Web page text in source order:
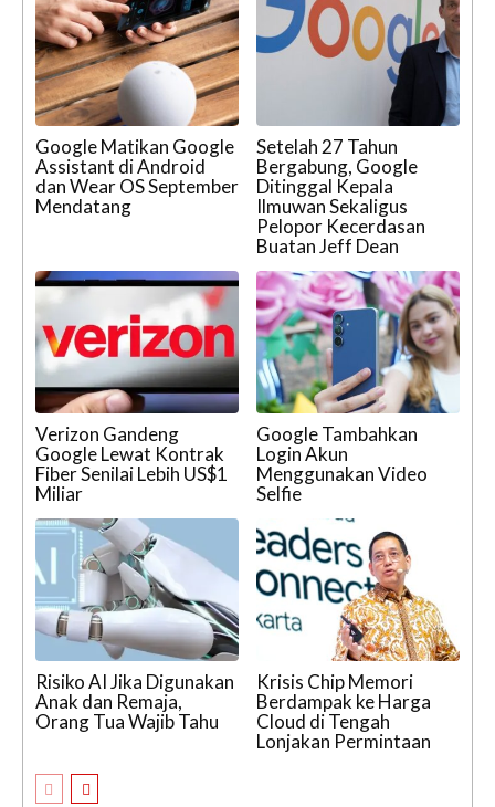
Google Matikan Google
Assistant di Android
dan Wear OS September
Mendatang
Setelah 27 Tahun
Bergabung, Google
Ditinggal Kepala
Ilmuwan Sekaligus
Pelopor Kecerdasan
Buatan Jeff Dean
Verizon Gandeng
Google Lewat Kontrak
Fiber Senilai Lebih US$1
Miliar
Google Tambahkan
Login Akun
Menggunakan Video
Selfie
Risiko AI Jika Digunakan
Anak dan Remaja,
Orang Tua Wajib Tahu
Krisis Chip Memori
Berdampak ke Harga
Cloud di Tengah
Lonjakan Permintaan